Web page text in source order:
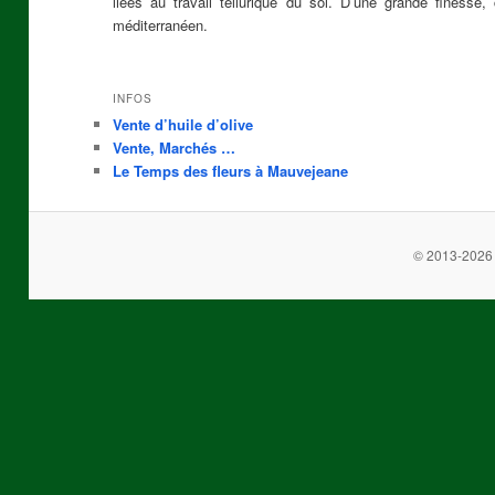
méditerranéen.
INFOS
Vente d’huile d’olive
Vente, Marchés …
Le Temps des fleurs à Mauvejeane
© 2013-